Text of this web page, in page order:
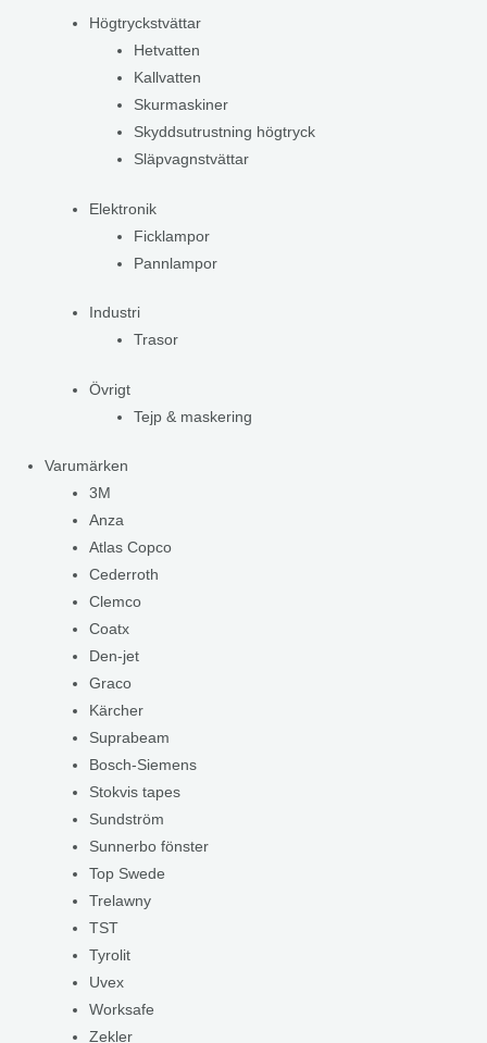
Högtryckstvättar
Hetvatten
Kallvatten
Skurmaskiner
Skyddsutrustning högtryck
Släpvagnstvättar
Elektronik
Ficklampor
Pannlampor
Industri
Trasor
Övrigt
Tejp & maskering
Varumärken
3M
Anza
Atlas Copco
Cederroth
Clemco
Coatx
Den-jet
Graco
Kärcher
Suprabeam
Bosch-Siemens
Stokvis tapes
Sundström
Sunnerbo fönster
Top Swede
Trelawny
TST
Tyrolit
Uvex
Worksafe
Zekler